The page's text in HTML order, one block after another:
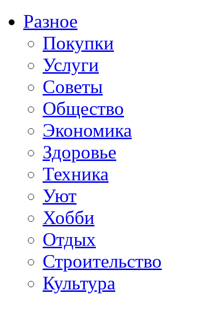
Разное
Покупки
Услуги
Советы
Общество
Экономика
Здоровье
Техника
Уют
Хобби
Отдых
Строительство
Культура